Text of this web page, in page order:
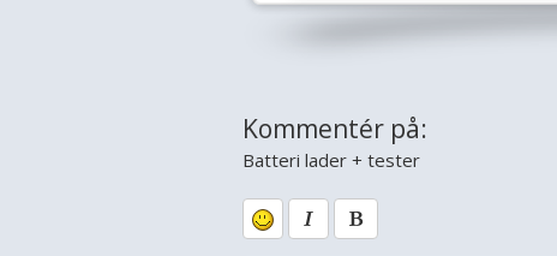
Kommentér på:
Batteri lader + tester